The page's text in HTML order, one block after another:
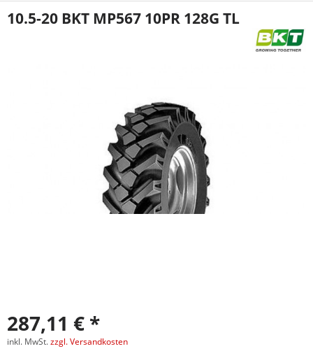
10.5-20 BKT MP567 10PR 128G TL
287,11 € *
inkl. MwSt.zzgl. Versandkosten